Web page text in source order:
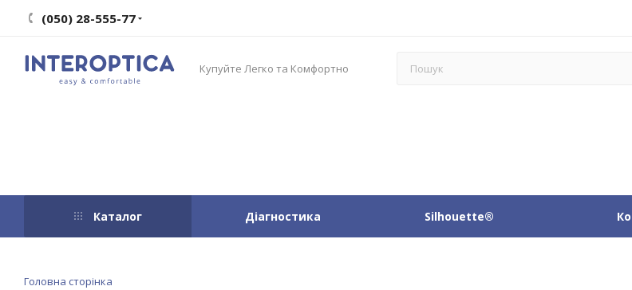
(050) 28-555-77
Купуйте Легко та Комфортно
Каталог Діагностика Silhouette®
Головна сторінка